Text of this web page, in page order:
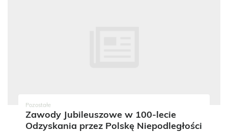
Pozostałe
Zawody Jubileuszowe w 100-lecie
Odzyskania przez Polskę Niepodległości